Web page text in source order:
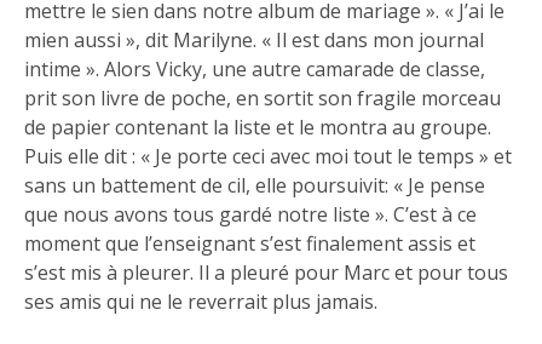
mettre le sien dans notre album de mariage ». « J’ai le
mien aussi », dit Marilyne. « Il est dans mon journal
intime ». Alors Vicky, une autre camarade de classe,
prit son livre de poche, en sortit son fragile morceau
de papier contenant la liste et le montra au groupe.
Puis elle dit : « Je porte ceci avec moi tout le temps » et
sans un battement de cil, elle poursuivit: « Je pense
que nous avons tous gardé notre liste ». C’est à ce
moment que l’enseignant s’est finalement assis et
s’est mis à pleurer. Il a pleuré pour Marc et pour tous
ses amis qui ne le reverrait plus jamais.